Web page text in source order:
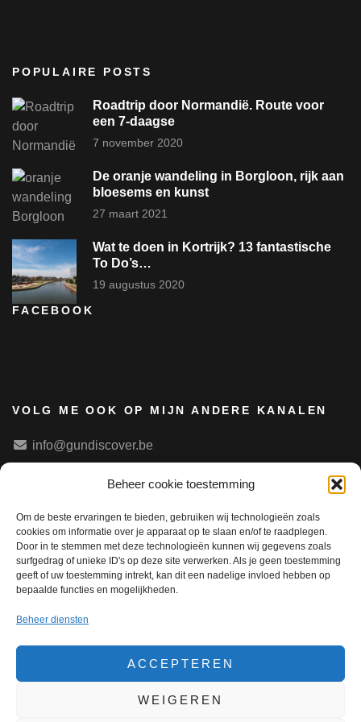
Beheer cookie toestemming
Om de beste ervaringen te bieden, gebruiken wij technologieën zoals
cookies om informatie over je apparaat op te slaan en/of te raadplegen.
Door in te stemmen met deze technologieën kunnen wij gegevens zoals
surfgedrag of unieke ID's op deze site verwerken. Als je geen toestemming
geeft of uw toestemming intrekt, kan dit een nadelige invloed hebben op
bepaalde functies en mogelijkheden.
Beheer diensten
ACCEPTEREN
WEIGEREN
POPULAIRE POSTS
Roadtrip door Normandië. Route voor
een 7-daagse
7 november 2020
De oranje wandeling in Borgloon, rijk aan
bloesems en kunst
27 maart 2021
Wat te doen in Kortrijk? 13 fantastische
To Do’s…
19 augustus 2020
FACEBOOK
VOLG ME OOK OP MIJN ANDERE KANALEN
info@gundiscover.be
Archief